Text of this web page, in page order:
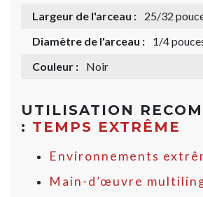
Largeur de l'arceau :
25/32
Diamètre de l'arceau :
1/4
Couleur :
Noir
UTILISATION
: TEMPS EXTRÊME
Environnements
Main-d’œuvre